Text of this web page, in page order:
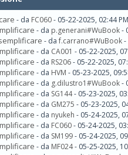
- da FC060- 05-22-2025, 02:44 PM
- da p.generani#WuBook-
- da f.carrano#WuBook-
- da CA001 - 05-22-2025,
- da RS206- 05-22-2025,
- da HVM - 05-23-2025,
- da g.dilustro1#WuBook-
- da SG144- 05-23-2025,
- da GM275 - 05-23-2025,
- da nyukeh - 05-24-2025,
- da FC060- 05-24-2025,
- da SM199- 05-24-2025,
- da MF024- 05-25-2025,